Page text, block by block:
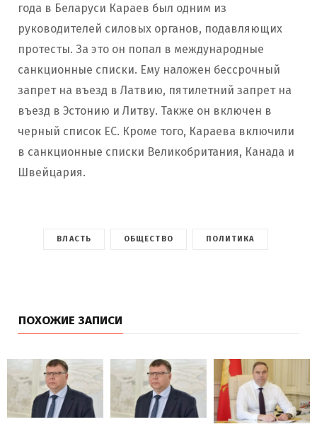
года в Беларуси Караев был одним из
руководителей силовых органов, подавляющих
протесты. За это он попал в международные
санкционные списки. Ему наложен бессрочный
запрет на въезд в Латвию, пятилетний запрет на
въезд в Эстонию и Литву. Также он включен в
черный список ЕС. Кроме того, Караева включили
в санкционные списки Великобритания, Канада и
Швейцария.
ВЛАСТЬ ОБЩЕСТВО ПОЛИТИКА
ПОХОЖИЕ ЗАПИСИ